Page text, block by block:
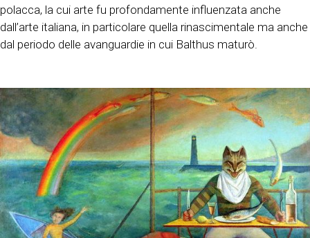
polacca, la cui arte fu profondamente influenzata anche
dall’arte italiana, in particolare quella rinascimentale ma anche
dal periodo delle avanguardie in cui Balthus maturò.